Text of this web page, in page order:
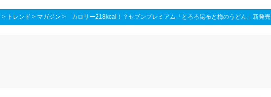
> トレンド > マガジン > カロリー218kcal！？セブンプレミアム「とろろ昆布と梅のうどん」新発売